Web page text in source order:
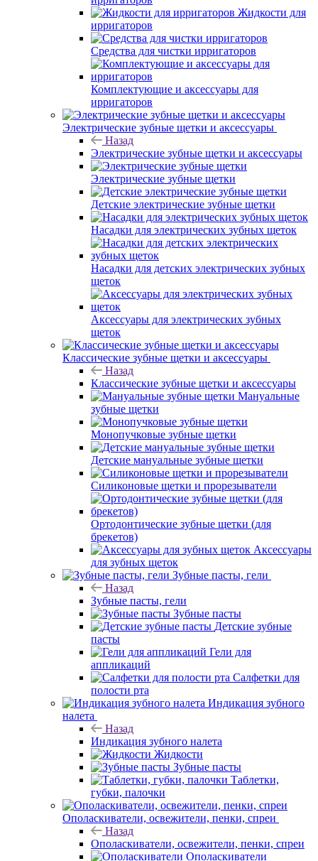
Жидкости для
ирригаторов
Средства для чистки ирригаторов
Комплектующие и аксессуары для
ирригаторов
Электрические зубные щетки и аксессуары
Назад
Электрические зубные щетки и аксессуары
Электрические зубные щетки
Детские электрические зубные щетки
Насадки для электрических зубных щеток
Насадки для детских электрических зубных
щеток
Аксессуары для электрических зубных
щеток
Классические зубные щетки и аксессуары
Назад
Классические зубные щетки и аксессуары
Мануальные
зубные щетки
Монопучковые зубные щетки
Детские мануальные зубные щетки
Силиконовые щетки и прорезыватели
Ортодонтические зубные щетки (для
брекетов)
Аксессуары
для зубных щеток
Зубные пасты, гели
Назад
Зубные пасты, гели
Зубные пасты
Детские зубные
пасты
Гели для
аппликаций
Салфетки для
полости рта
Индикация зубного
налета
Назад
Индикация зубного налета
Жидкости
Зубные пасты
Таблетки,
губки, палочки
Ополаскиватели, освежители, пенки, спреи
Назад
Ополаскиватели, освежители, пенки, спреи
Ополаскиватели